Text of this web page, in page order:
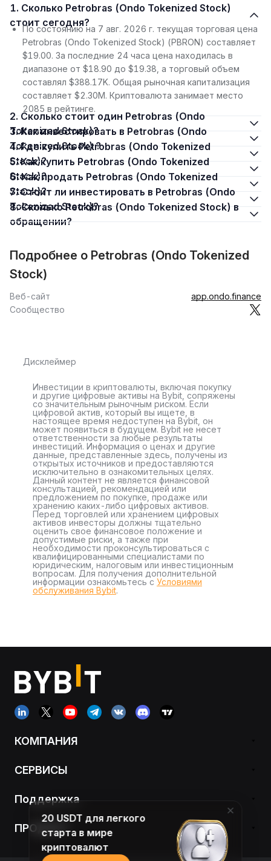
1. Сколько Petrobras (Ondo Tokenized Stock)
стоит сегодня?
По состоянию на 7 авг. 2026 г. текущая торговая цена
Petrobras (Ondo Tokenized Stock) (PBRON) составляет
$19.00. За последние 24 часа цена находилась в
диапазоне от $18.90 до $19.38, а торговый объем
составлял $388.17K. Общая рыночная капитализация
составляет $2.30M. Криптовалюта занимает место
2085 в рейтинге.
2. Сколько стоит один Petrobras (Ondo
Tokenized Stock)?
3. Как инвестировать в Petrobras (Ondo
Tokenized Stock) ?
4. Где купить Petrobras (Ondo Tokenized
Stock)?
5. Как купить Petrobras (Ondo Tokenized
Stock)?
6. Как продать Petrobras (Ondo Tokenized
Stock)?
7. Стоит ли инвестировать в Petrobras (Ondo
Tokenized Stock)?
8. Сколько Petrobras (Ondo Tokenized Stock) в
обращении?
Подробнее о Petrobras (Ondo Tokenized
Stock)
Веб-сайт
app.ondo.finance
Сообщество
Дисклеймер
Инвестиции в криптовалюты, включая покупку
и другие цифровые активы на Bybit, сопряжены
со значительным рыночным риском. Если
цифровой актив, который вы ищете, в
настоящее время недоступен на Bybit, он
может появиться в будущем. Bybit не несет
ответственности за любые результаты
инвестиций. Информация о ценах и другие
данные, представленные здесь, получены из
открытых источников и предоставляются
исключительно в ознакомительных целях.
Данный контент не является финансовой
консультацией, рекомендацией или
предложением по покупке, продаже или
хранению каких-либо цифровых активов.
Перед торговлей или хранением цифровых
активов инвесторы должны тщательно
оценить свое финансовое положение и
допустимые риски, а также при
необходимости проконсультироваться с
квалифицированными специалистами по
юридическим, налоговым или инвестиционным
вопросам. Для получения дополнительной
информации ознакомьтесь с Условиями
обслуживания Bybit.
КОМПАНИЯ
СЕРВИСЫ
Поддержка
ПРОДУКТ
20 USDT для легкого
старта в мире
криптовалют